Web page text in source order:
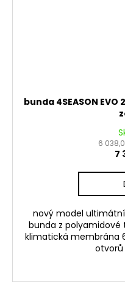
bunda 4SEASON
6
7
nový model
bunda z polyamidové
klimatická membrána
otvorů